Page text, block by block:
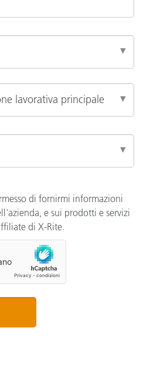
di fornirmi informazioni
e sui prodotti e servizi
di X-Rite.